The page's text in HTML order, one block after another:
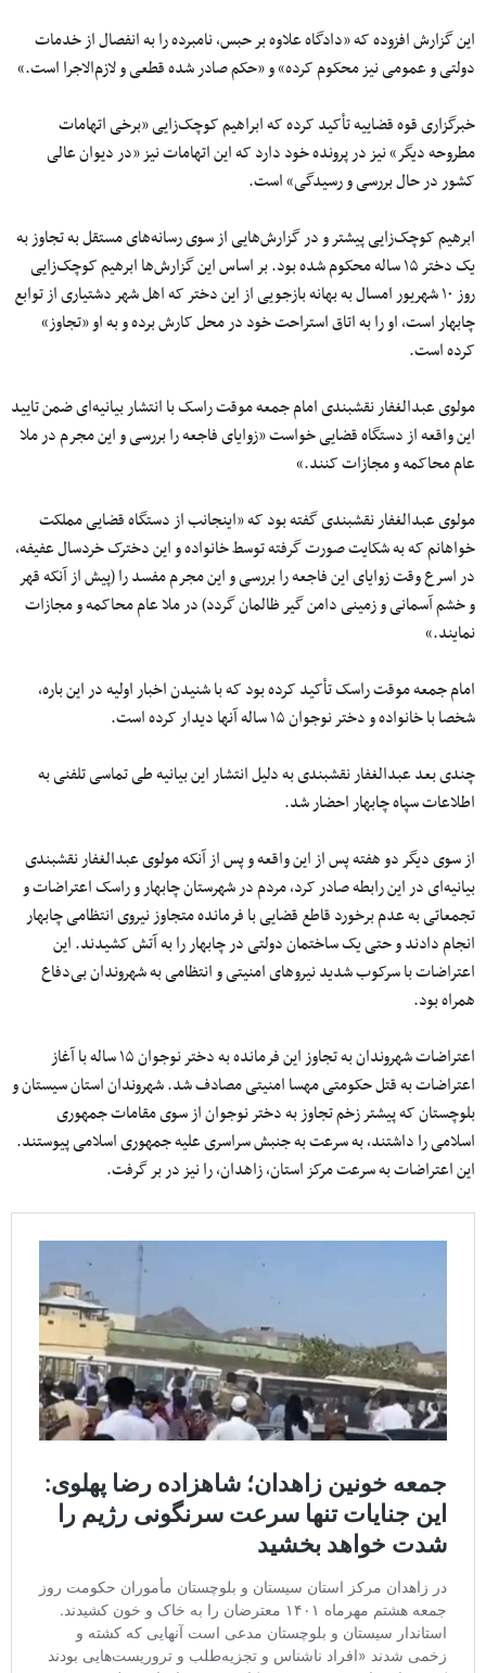
این گزارش افزوده که «دادگاه علاوه بر حبس، نامبرده را به انفصال از خدمات
دولتی و عمومی نیز محکوم کرده» و «حکم صادر شده قطعی و لازم‌الاجرا است.»
خبرگزاری قوه قضاییه تأکید کرده که ابراهیم کوچک‌زایی «برخی اتهامات
مطروحه دیگر» نیز در پرونده خود دارد که این اتهامات نیز «در دیوان عالی
کشور در حال بررسی و رسیدگی» است.
ابرهیم کوچک‌زایی پیشتر و در گزارش‌هایی از سوی رسانه‌های مستقل به تجاوز به
یک دختر ۱۵ ساله محکوم شده بود. بر اساس این گزارش‌ها ابرهیم کوچک‌زایی
روز ۱۰ شهریور امسال به بهانه بازجویی از این دختر که اهل شهر دشتیاری از توابع
چابهار است، او را به اتاق استراحت خود در محل کارش برده و به او «تجاوز»
کرده است.
مولوی عبدالغفار نقشبندی امام جمعه موقت راسک با انتشار بیانیه‌ای ضمن تایید
این واقعه از دستگاه قضایی خواست «زوایای فاجعه را بررسی و این مجرم در ملا
عام محاکمه و مجازات کنند.»
مولوی عبدالغفار نقشبندی گفته بود که «اینجانب از دستگاه قضایی مملکت
خواهانم که به شکایت صورت گرفته توسط خانواده و این دخترک خردسال عفیفه،
در اسرع وقت زوایای این فاجعه را بررسی و این مجرم مفسد را (پیش از آنکه قهر
و خشم آسمانی و زمینی دامن گیر ظالمان گردد) در ملا عام محاکمه و مجازات
نمایند.»
امام جمعه موقت راسک تأکید کرده بود که با شنیدن اخبار اولیه در این باره،
شخصا با خانواده و دختر نوجوان ۱۵ ساله‌ آنها دیدار کرده است.
چندی بعد عبدالغفار نقشبندی به دلیل انتشار این بیانیه طی تماسی تلفنی به
اطلاعات سپاه چابهار احضار شد.
از سوی دیگر دو هفته پس از این واقعه و پس از آنکه مولوی عبدالغفار نقشبندی
بیانیه‌ای در این رابطه صادر کرد، مردم در شهرستان چابهار و راسک اعتراضات و
تجمعاتی به عدم برخورد قاطع قضایی با فرمانده متجاوز نیروی انتظامی چابهار
انجام دادند و حتی یک ساختمان دولتی در چابهار را به آتش کشیدند. این
اعتراضات با سرکوب شدید نیروهای امنیتی و انتظامی به شهروندان بی‌دفاع
همراه بود.
اعتراضات شهروندان به تجاوز این فرمانده به دختر نوجوان ۱۵ ساله با آغاز
اعتراضات به قتل حکومتی مهسا امنیتی مصادف شد. شهروندان استان سیستان و
بلوچستان که پیشتر زخم تجاوز به دختر نوجوان از سوی مقامات جمهوری
اسلامی را داشتند، به سرعت به جنبش سراسری علیه جمهوری اسلامی پیوستند.
این اعتراضات به سرعت مرکز استان، زاهدان، را نیز در بر گرفت.